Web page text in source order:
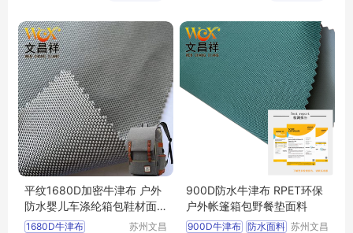
平纹1680D加密牛津布 户外
防水婴儿车涤纶箱包鞋材面
料
1680D牛津布
苏州文昌
900D防水牛津布 RPET环保
户外帐篷箱包野餐垫面料
900D牛津布 防水面料 苏州文昌